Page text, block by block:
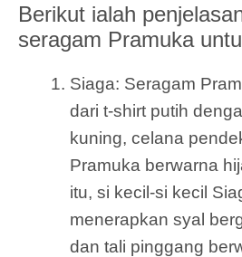
Berikut ialah
seragam Pramuka
Siaga: Seragam
dari t-shirt putih
kuning, celana
Pramuka berwarna
itu, si kecil-si kecil
menerapkan syal
dan tali pinggang